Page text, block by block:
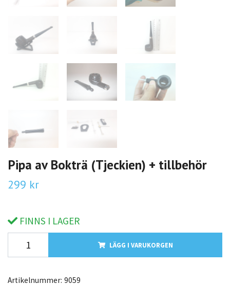
Pipa av Bokträ (Tjeckien) + tillbehör
299 kr
FINNS I LAGER
LÄGG I VARUKORGEN
Artikelnummer: 9059